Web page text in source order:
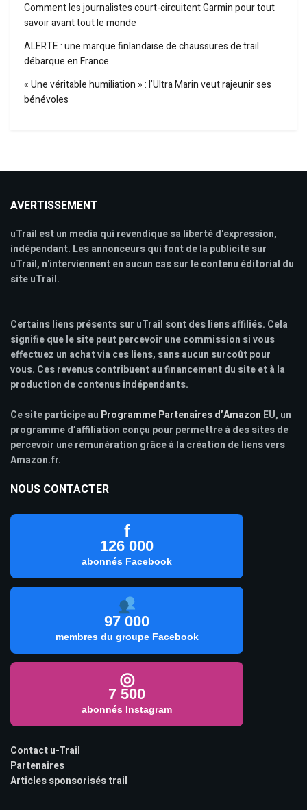
Comment les journalistes court-circuitent Garmin pour tout
savoir avant tout le monde
ALERTE : une marque finlandaise de chaussures de trail
débarque en France
« Une véritable humiliation » : l’Ultra Marin veut rajeunir ses
bénévoles
AVERTISSEMENT
uTrail est un media qui revendique sa liberté d'expression,
indépendant. Les annonceurs qui font de la publicité sur
uTrail, n'interviennent en aucun cas sur le contenu éditorial du
site uTrail.
Certains liens présents sur uTrail sont des liens affiliés. Cela
signifie que le site peut percevoir une commission si vous
effectuez un achat via ces liens, sans aucun surcoût pour
vous. Ces revenus contribuent au financement du site et à la
production de contenus indépendants.
Ce site participe au Programme Partenaires d’Amazon EU, un
programme d’affiliation conçu pour permettre à des sites de
percevoir une rémunération grâce à la création de liens vers
Amazon.fr.
NOUS CONTACTER
f
126 000
abonnés Facebook
97 000
membres du groupe Facebook
◎
7 500
abonnés Instagram
Contact u-Trail
Partenaires
Articles sponsorisés trail